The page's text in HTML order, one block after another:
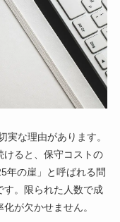
実な理由があります。
けると、保守コストの
年の崖」と呼ばれる問
す。限られた人数で成
が欠かせません。